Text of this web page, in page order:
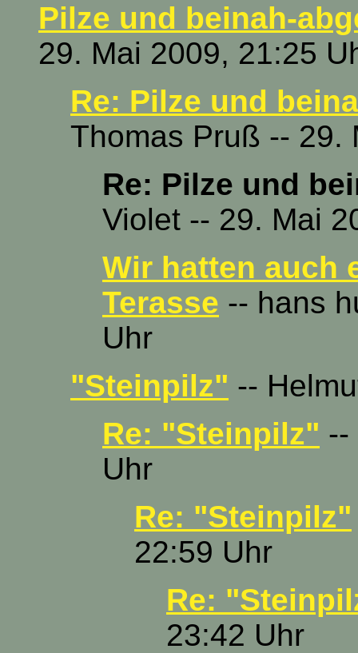
Pilze und beinah-
29. Mai 2009, 21:25
Re: Pilze und
Thomas Pruß -- 29.
Re: Pilze und
Violet -- 29. Mai
Wir hatten auch
Terasse -- hans
Uhr
"Steinpilz" --
Re: "Steinpilz" --
Uhr
Re: "Steinpilz"
22:59 Uhr
Re:
23:42 Uhr